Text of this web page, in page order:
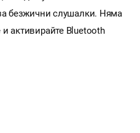
безжични слушалки. Няма
активирайте Bluetooth